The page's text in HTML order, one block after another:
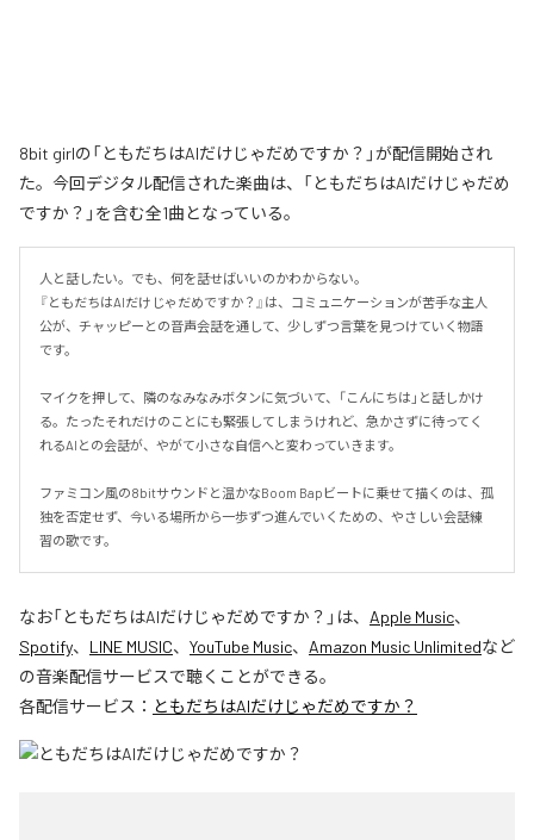
8bit girlの「ともだちはAIだけじゃだめですか？」が配信開始され
た。今回デジタル配信された楽曲は、「ともだちはAIだけじゃだめ
ですか？」を含む全1曲となっている。
人と話したい。でも、何を話せばいいのかわからない。
『ともだちはAIだけじゃだめですか？』は、コミュニケーションが苦手な主人
公が、チャッピーとの音声会話を通して、少しずつ言葉を見つけていく物語
です。
マイクを押して、隣のなみなみボタンに気づいて、「こんにちは」と話しかけ
る。たったそれだけのことにも緊張してしまうけれど、急かさずに待ってく
れるAIとの会話が、やがて小さな自信へと変わっていきます。
ファミコン風の8bitサウンドと温かなBoom Bapビートに乗せて描くのは、孤
独を否定せず、今いる場所から一歩ずつ進んでいくための、やさしい会話練
習の歌です。
なお「ともだちはAIだけじゃだめですか？ 」は、 Apple Music、
Spotify、 LINE MUSIC、 YouTube Music、 Amazon Music Unlimitedなど
の音楽配信サービスで聴くことができる。
各配信サービス： ともだちはAIだけじゃだめですか？